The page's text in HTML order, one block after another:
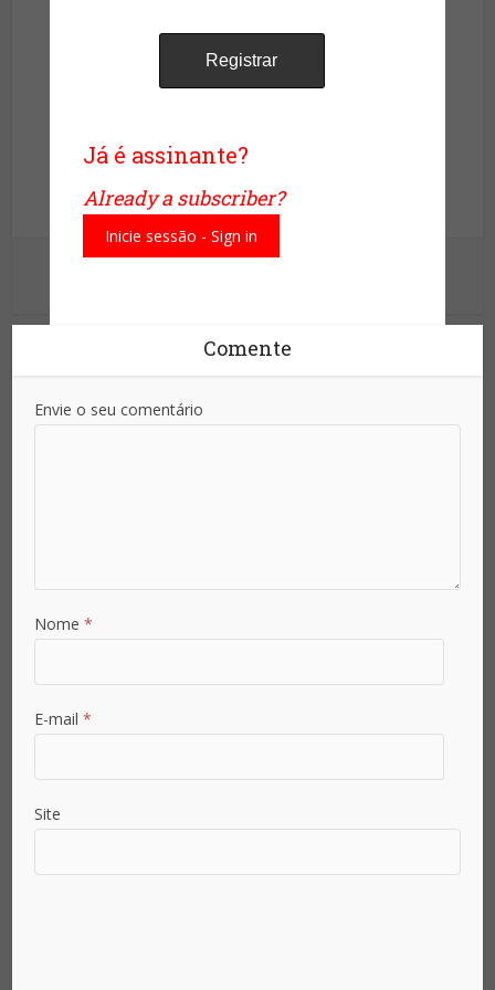
Já é assinante?
Already a subscriber?
Inicie sessão - Sign in
Site da Segurança
Informação para sua proteção!
Comente
Envie o seu comentário
Nome*
E-mail*
Site